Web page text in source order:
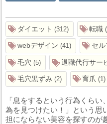
ダイエット 312 転職
webデザイン 41 セ
毛穴 5 退職代行サー
毛穴黒ずみ 2 育爪 1
「息をするという行為くら
為を見つけたい！」という思
担にならない美容を探すのが